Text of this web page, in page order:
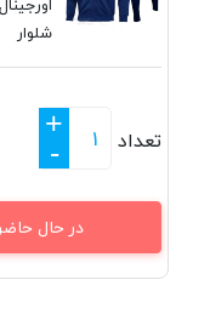
شلوار
تعداد
+
-
در حال